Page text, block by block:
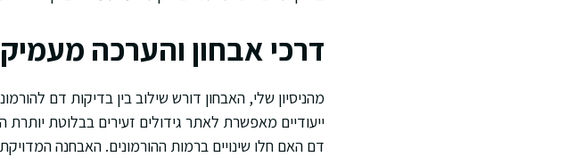
דרכי אבחון והערכה
ייעודיים מאפשרת לאתר גידולים זעירים בבלוטת
דם האם חלו שינויים ברמות ההורמונים. האבחנה